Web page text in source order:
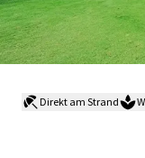
Direkt am Strand